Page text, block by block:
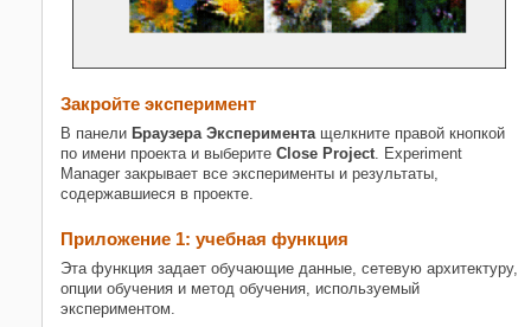
Закройте эксперимент
В панели Браузера Эксперимента щелкните правой кнопкой
по имени проекта и выберите Close Project . Experiment
Manager закрывает все эксперименты и результаты,
содержавшиеся в проекте.
Приложение 1: учебная функция
Эта функция задает обучающие данные, сетевую архитектуру,
опции обучения и метод обучения, используемый
экспериментом.